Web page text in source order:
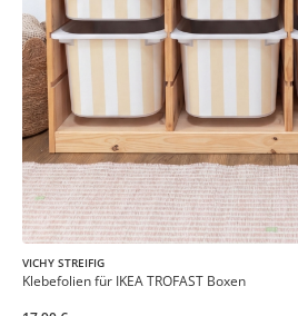
VICHY STREIFIG
Klebefolien für IKEA TROFAST Boxen